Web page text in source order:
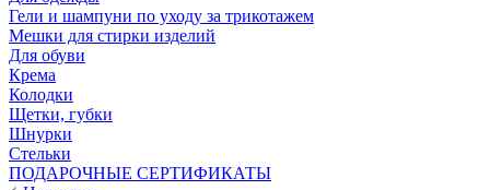
Гели и шампуни по уходу за трикотажем
Мешки для стирки изделий
Для обуви
Крема
Колодки
Щетки, губки
Шнурки
Стельки
ПОДАРОЧНЫЕ СЕРТИФИКАТЫ